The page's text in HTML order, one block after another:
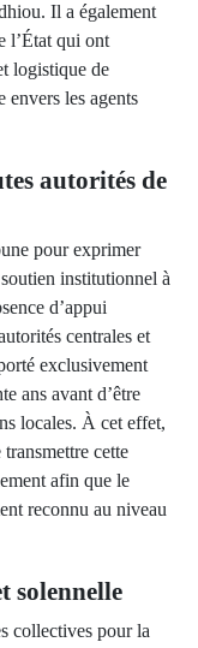
Il a également
l’État qui ont
logistique de
envers les agents
autorités de
pour exprimer
institutionnel à
d’appui
centrales et
exclusivement
ans avant d’être
locales. À cet effet,
cette
afin que le
reconnu au niveau
solennelle
collectives pour la